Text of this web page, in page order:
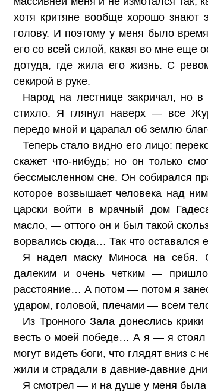
хотя критяне вообще хорошо знают
голову. И поэтому у меня было
его со всей силой, какая во мне еще
дотуда, где жила его жизнь. С
секирой в руке.
Народ на лестнице закричал, но
стихло. Я глянул наверх — все
передо мной и царапал об землю
Теперь стало видно его лицо:
скажет что-нибудь; но он только
бессмысленном сне. Он собирался
которое возвышает человека над
царски войти в мрачный дом
масло, — оттого он и был такой
ворвались сюда… Так что
Я надел маску Миноса на себя.
далеким и очень четким —
расстояние… А потом — потом я
ударом, головой, плечами — всем
Из Тронного Зала донеслись
весть о моей победе… А я — я стоял
могут видеть боги, что глядят вниз
жили и страдали в давние-давние
Я смотрел — и на душе у меня была